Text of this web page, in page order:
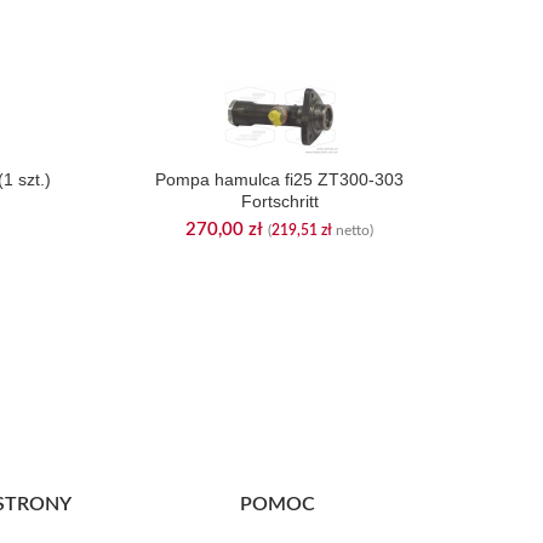
szt.)
Pompa hamulca fi25 ZT300-303
Fortschritt
270,00 zł (219,51 zł netto)
POMOC